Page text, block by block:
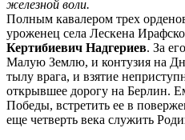
железной воли.
Полным кавалером трех
уроженец села Лескена
Кертибиевич Надгериев. За
Малую Землю, и контузия на
тылу врага, и взятие
открывшее дорогу на Берлин.
Победы, встретить ее в
еще четверть века служить